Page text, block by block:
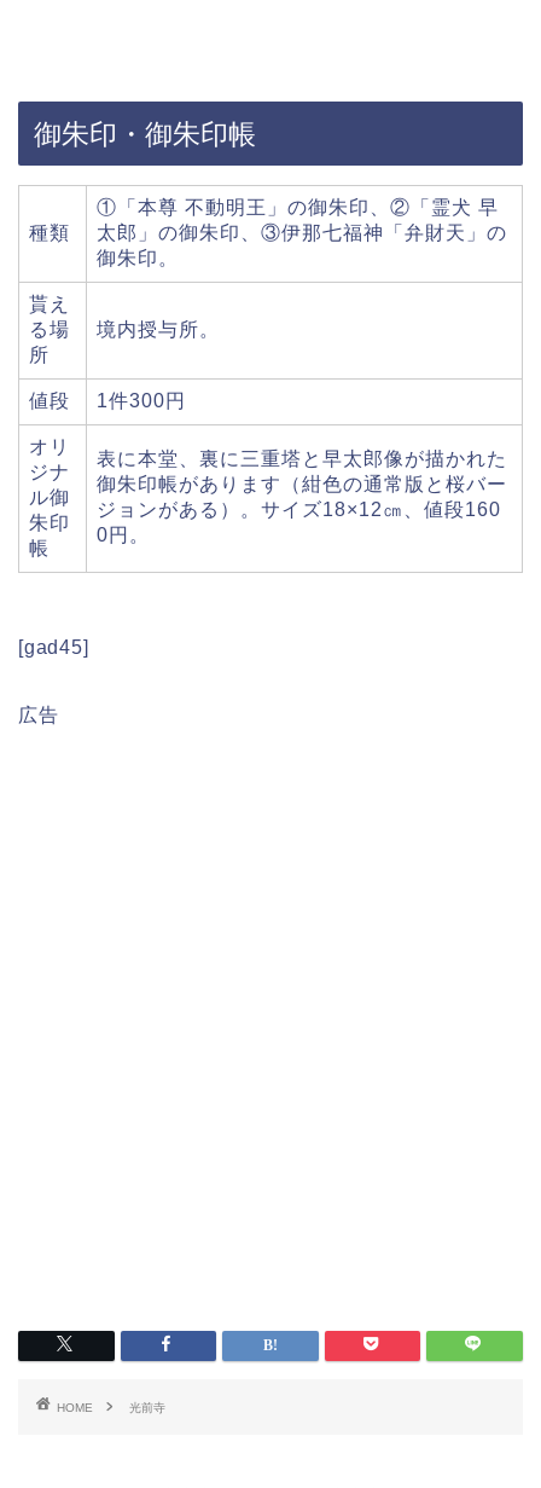
御朱印・御朱印帳
種類
①「本尊 不動明王」の御朱印、②「霊犬 早
太郎」の御朱印、③伊那七福神「弁財天」の
御朱印。
貰え
る場
所
境内授与所。
値段 1件300円
オリ
ジナ
ル御
朱印
帳
表に本堂、裏に三重塔と早太郎像が描かれた
御朱印帳があります（紺色の通常版と桜バー
ジョンがある）。サイズ18×12㎝、値段160
0円。
[gad45]
広告
HOME 光前寺